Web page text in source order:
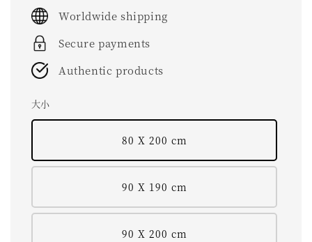
price
Worldwide shipping
Secure payments
Authentic products
大小
80 X 200 cm
90 X 190 cm
90 X 200 cm